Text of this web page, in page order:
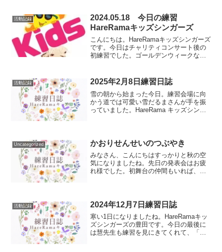
活動記録
2024.05.18 今日の練習
HareRamaキッズシンガーズ
こんにちは。HareRamaキッズシンガーズ
です。今日はチャリティコンサート後の
初練習でした。ゴールデンウィークなど
め、いつもとは違う午前中の練習でし
た。これまでは歌...
活動記録 2025年2月8日練習日誌
雪の朝から始まった今日。練習会場に向
かう道では可愛い雪だるまさんが手を振
っていました。HareRama キッズシンガ
たように感じる時...
Uncategorized かおりせんせいのつぶやき
みなさん、こんにちはすっかりと秋の空
気になりましたね。先日の発表会はお疲
れ様でした。初舞台の仲間もいれば、今
ズが出来て、10...
活動記録 2024年12月7日練習日誌
寒い1日になりましたね。HareRamaキッ
ズシンガーズの豊田です。今日の最後に
は慧先生も練習を見にきてくれて、「も